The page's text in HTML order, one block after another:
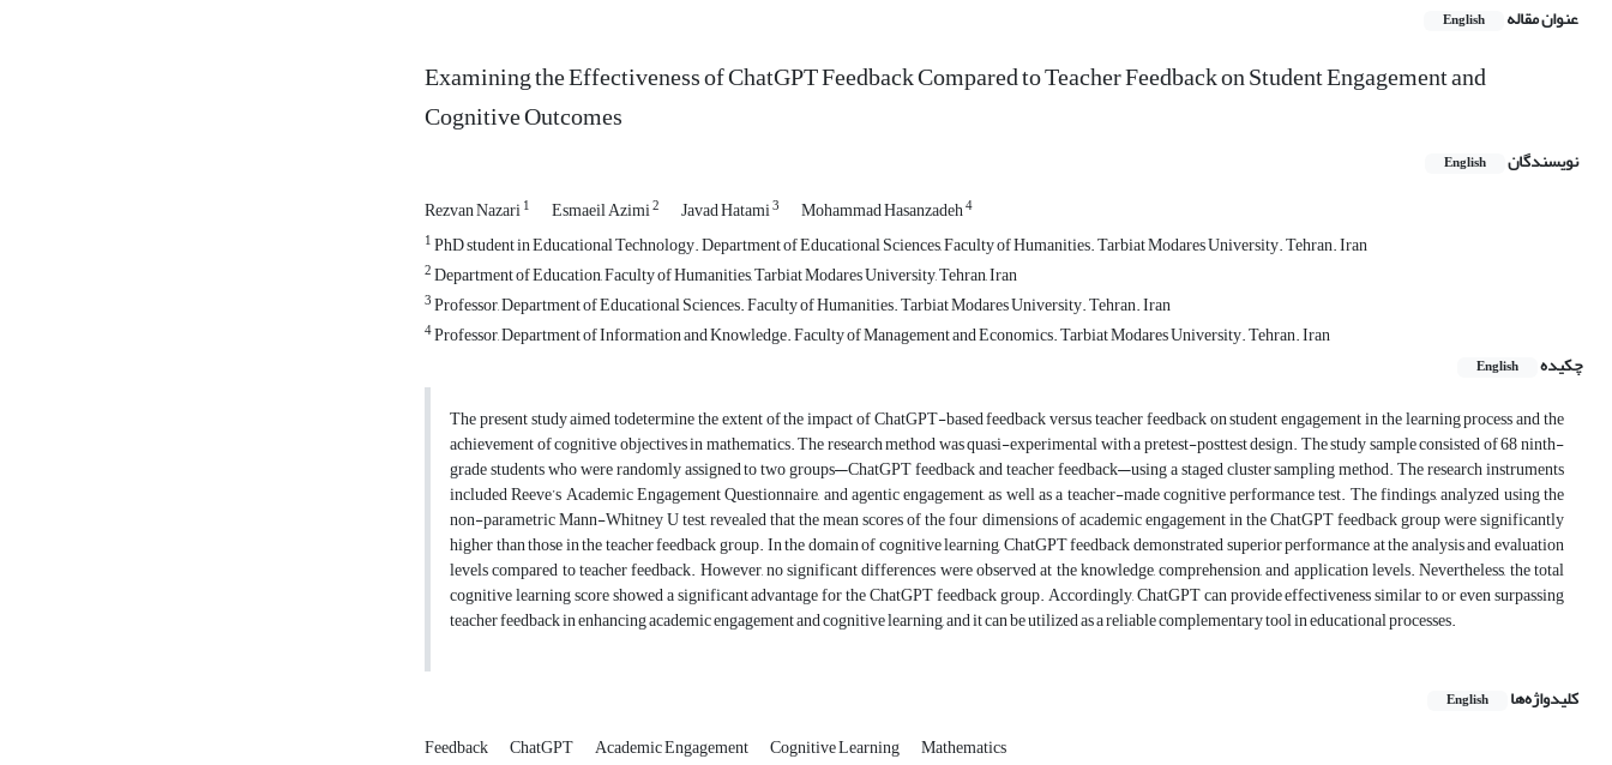
عنوان مقاله English
Examining the Effectiveness of ChatGPT Feedback Compared to Teacher Feedback on Student Engagement and
Cognitive Outcomes
نویسندگان English
Rezvan Nazari1 Esmaeil Azimi2 Javad Hatami3 Mohammad Hasanzadeh4
1PhD student in Educational Technology. Department of Educational Sciences, Faculty of Humanities. Tarbiat Modares University. Tehran. Iran
2Department of Education, Faculty of Humanities, Tarbiat Modares University, Tehran, Iran
3Professor, Department of Educational Sciences. Faculty of Humanities. Tarbiat Modares University. Tehran. Iran
4Professor, Department of Information and Knowledge. Faculty of Management and Economics. Tarbiat Modares University. Tehran. Iran
چکیده
English
The present study aimed todetermine the extent of the impact of ChatGPT-based feedback versus teacher feedback on student engagement in the learning process and the
achievement of cognitive objectives in mathematics. The research method was quasi-experimental with a pretest-posttest design. The study sample consisted of 68 ninth-
grade students who were randomly assigned to two groups—ChatGPT feedback and teacher feedback—using a staged cluster sampling method. The research instruments
included Reeve’s Academic Engagement Questionnaire, and agentic engagement, as well as a teacher-made cognitive performance test. The findings, analyzed using the
non-parametric Mann-Whitney U test, revealed that the mean scores of the four dimensions of academic engagement in the ChatGPT feedback group were significantly
higher than those in the teacher feedback group. In the domain of cognitive learning, ChatGPT feedback demonstrated superior performance at the analysis and evaluation
levels compared to teacher feedback. However, no significant differences were observed at the knowledge, comprehension, and application levels. Nevertheless, the total
cognitive learning score showed a significant advantage for the ChatGPT feedback group. Accordingly, ChatGPT can provide effectiveness similar to or even surpassing
teacher feedback in enhancing academic engagement and cognitive learning, and it can be utilized as a reliable complementary tool in educational processes.
کلیدواژه‌ها English
Feedback ChatGPT Academic Engagement Cognitive Learning Mathematics